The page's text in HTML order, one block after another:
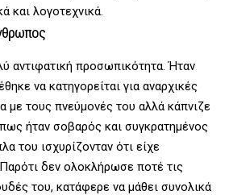
και λογοτεχνικά.
αντιφατική προσωπικότητα. Ήταν
να κατηγορείται για αναρχικές
με τους πνεύμονές του αλλά κάπνιζε
ήταν σοβαρός και συγκρατημένος
του ισχυρίζονταν ότι είχε
δεν ολοκλήρωσε ποτέ τις
του, κατάφερε να μάθει συνολικά